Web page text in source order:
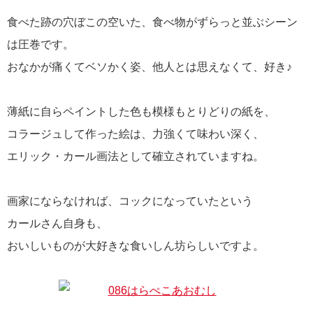
食べた跡の穴ぼこの空いた、食べ物がずらっと並ぶシーン
は圧巻です。
おなかが痛くてベソかく姿、他人とは思えなくて、好き♪
薄紙に自らペイントした色も模様もとりどりの紙を、
コラージュして作った絵は、力強くて味わい深く、
エリック・カール画法として確立されていますね。
画家にならなければ、コックになっていたという
カールさん自身も、
おいしいものが大好きな食いしん坊らしいですよ。